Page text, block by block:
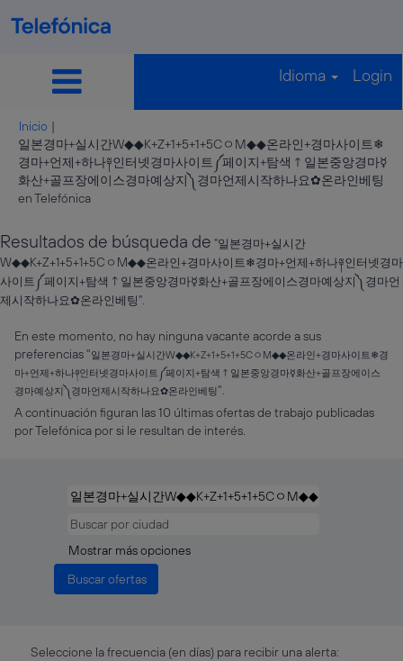
Idioma Login
Inicio |
일본경마+실시간W◆◆K+Z+1+5+1+5CㅇM◆◆온라인+경마사이트❄
경마+언제+하나༈인터넷경마사이트༼페이지+탐색↑일본중앙경마☿
화산+골프장에이스경마예상지༽경마언제시작하나요✿온라인베팅
en Telefónica(página
Resultados de búsqueda de "일본경마+실시간
W◆◆K+Z+1+5+1+5CㅇM◆◆온라인+경마사이트❄경마+언제+하나༈인터넷경마
사이트༼페이지+탐색↑일본중앙경마☿화산+골프장에이스경마예상지༽경마언
제시작하나요✿온라인베팅".
En este momento, no hay ninguna vacante acorde a sus
preferencias "일본경마+실시간W◆◆K+Z+1+5+1+5CㅇM◆◆온라인+경마사이트❄경
마+언제+하나༈인터넷경마사이트༼페이지+탐색↑일본중앙경마☿화산+골프장에이스
경마예상지༽경마언제시작하나요✿온라인베팅".
A continuación figuran las 10 últimas ofertas de trabajo publicadas
por Telefónica por si le resultan de interés.
Mostrar más opciones
Seleccione la frecuencia (en días) para recibir una alerta: